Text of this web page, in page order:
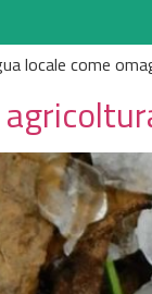
locale come